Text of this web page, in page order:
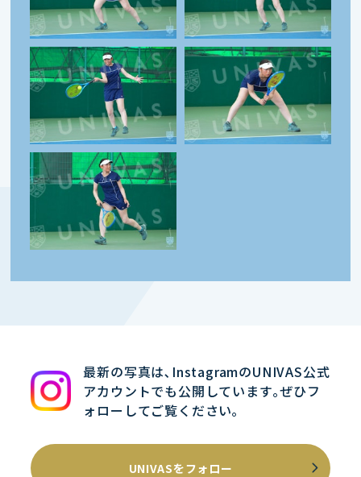
最新の写真は､InstagramのUNIVAS公式
アカウントでも公開しています｡ぜひフ
ォローしてご覧ください｡
UNIVASをフォロー